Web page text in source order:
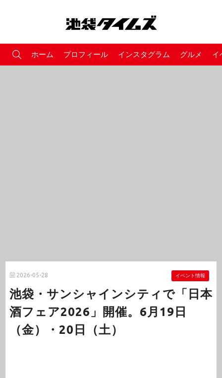
ホーム プロフィール インスタグラム グルメ イ
2026-05-28 イベント情報
池袋・サンシャインシティで「日本
酒フェア2026」開催。6月19日
（金）・20日（土）